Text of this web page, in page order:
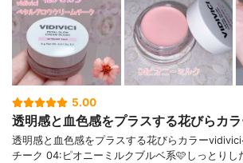
5.00
透明感と血色感をプラスする花びらカ
透明感と血色感をプラスする花びらカラー
チーク 04:ピオニーミルクブルベ系🩷しっとりし